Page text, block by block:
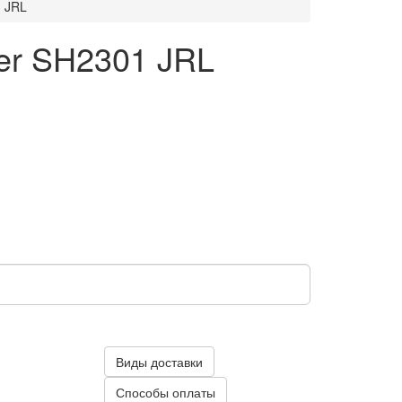
JRL
SH2301 JRL
Виды доставки
Способы оплаты